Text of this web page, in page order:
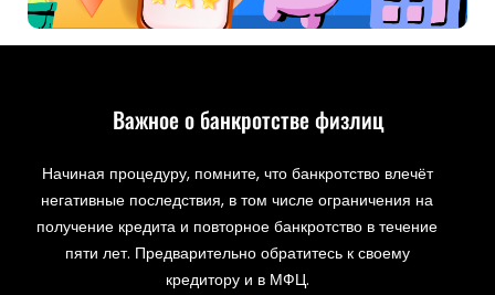
Важное о банкротстве физлиц
Начиная процедуру, помните, что банкротство влечёт
негативные последствия, в том числе ограничения на
получение кредита и повторное банкротство в течение
пяти лет. Предварительно обратитесь к своему
кредитору и в МФЦ.